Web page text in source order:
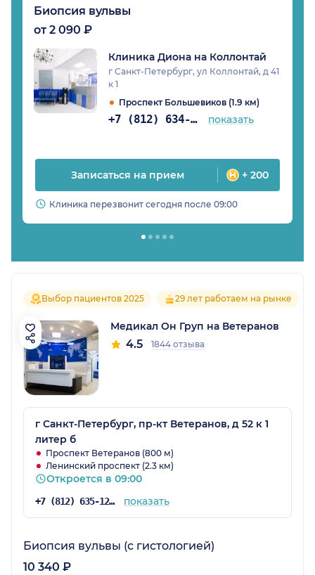
Биопсия вульвы
от 2 090 ₽
Клиника Диона на Коллонтай
г Санкт-Петербург, ул Коллонтай, д 41
к 1
Проспект Большевиков (1.9 км)
+7 (812) 634-40-76 показать
Записаться на прием + 200
Клиника перезвонит сегодня после 09:00
Выбор пациентов 2025 29 лет работаем на рынке
Медикал Он Груп на Ветеранов
4.5 1844 отзыва
г Санкт-Петербург, пр-кт Ветеранов, д 52 к 1
литер б
Проспект Ветеранов (800 м)
Ленинский проспект (2.3 км)
Откроется в 09:00
+7 (812) 635-12-29 показать
Биопсия вульвы (с гистологией)
10 340 ₽